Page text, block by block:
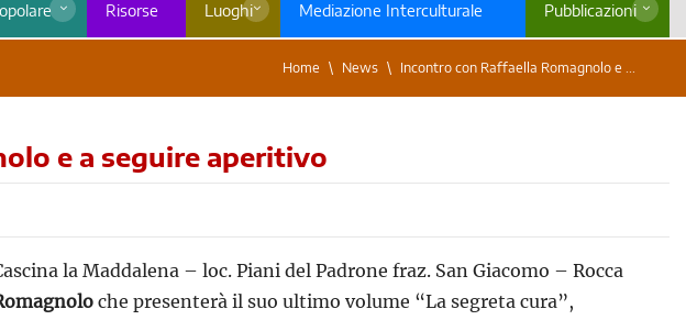
Risorse Luoghi Mediazione Interculturale Pubblicazioni
Home News Incontro con Raffaella Romagnolo e ...
e a seguire aperitivo
la Maddalena – loc. Piani del Padrone fraz. San Giacomo – Rocca
che presenterà il suo ultimo volume “La segreta cura”,